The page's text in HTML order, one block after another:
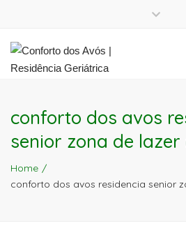
Mon - Sat: 7:00 - 17:00
info@yourdomain.com
conforto dos avos
senior zona de lazer
Home
conforto dos avos residencia senior